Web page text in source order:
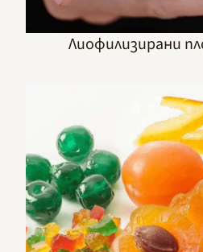
Лиофилизирани